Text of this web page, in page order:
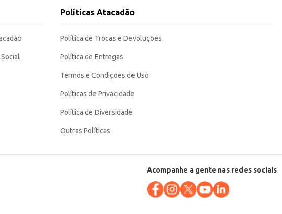
doméstico ou para revenda em estabelecimentos comerciais. Sua embalagem de 5kg
Políticas Atacadão
Política de Trocas e Devoluções
Política de Entregas
Termos e Condições de Uso
Políticas de Privacidade
Política de Diversidade
Outras Políticas
Acompanhe a gente nas redes sociais